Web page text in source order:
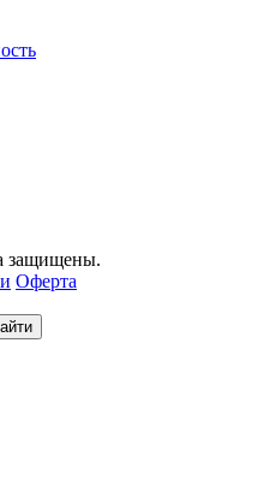
защищены.
Оферта